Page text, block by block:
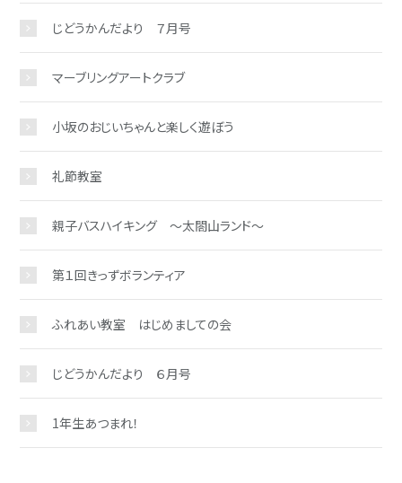
じどうかんだより ７月号
マーブリングアートクラブ
小坂のおじいちゃんと楽しく遊ぼう
礼節教室
親子バスハイキング ～太閤山ランド～
第１回きっずボランティア
ふれあい教室 はじめましての会
じどうかんだより ６月号
1年生あつまれ！